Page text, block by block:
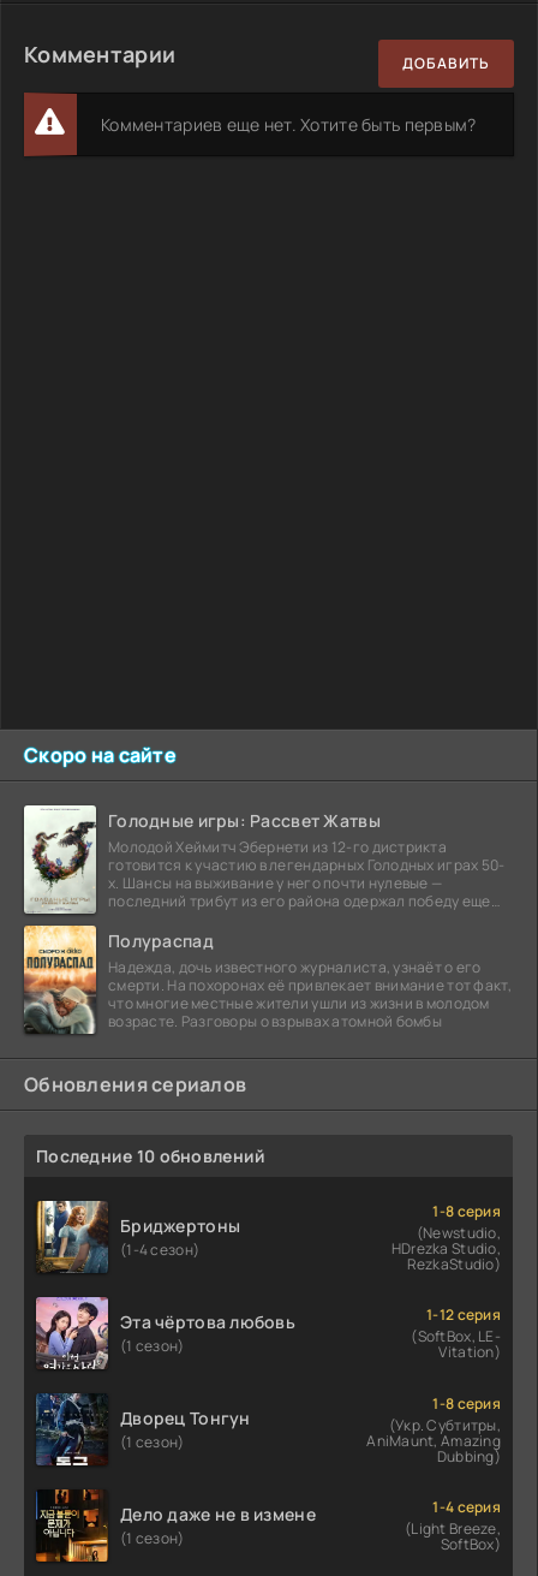
Скоро на сайте
Голодные игры: Рассвет Жатвы
Молодой Хеймитч Эбернети из 12-го дистрикта
готовится к участию в легендарных Голодных играх 50-
х. Шансы на выживание у него почти нулевые —
последний трибут из его района одержал победу еще
Полураспад
Надежда, дочь известного журналиста, узнаёт о его
смерти. На похоронах её привлекает внимание тот факт,
что многие местные жители ушли из жизни в молодом
возрасте. Разговоры о взрывах атомной бомбы
Обновления сериалов
Последние 10 обновлений
Бриджертоны
(1-4 сезон)
1-8 серия
(Newstudio,
HDrezka Studio,
RezkaStudio)
Эта чёртова любовь
(1 сезон)
1-12 серия
(SoftBox, LE-
Vitation)
Дворец Тонгун
(1 сезон)
1-8 серия
(Укр. Субтитры,
AniMaunt, Amazing
Dubbing)
Дело даже не в измене
(1 сезон)
1-4 серия
(Light Breeze,
SoftBox)
Комментарии ДОБАВИТЬ
Комментариев еще нет. Хотите быть первым?